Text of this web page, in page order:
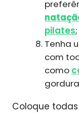
pilates;
Tenha
com
como
Coloque